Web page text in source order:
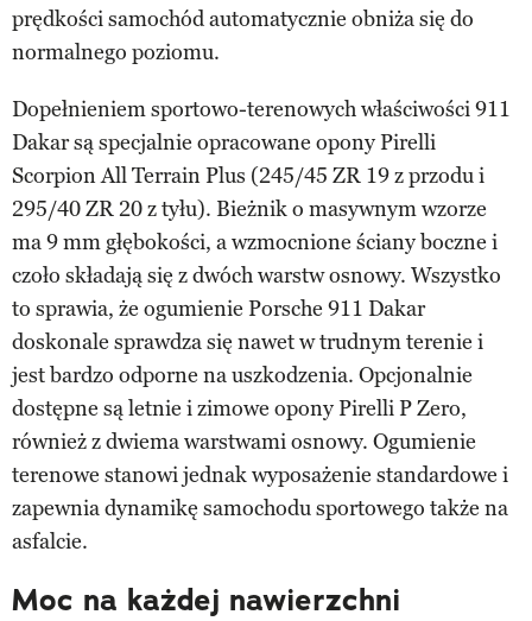
prędkości samochód automatycznie obniża się do
normalnego poziomu.
Dopełnieniem sportowo-terenowych właściwości 911
Dakar są specjalnie opracowane opony Pirelli
Scorpion All Terrain Plus (245/45 ZR 19 z przodu i
295/40 ZR 20 z tyłu). Bieżnik o masywnym wzorze
ma 9 mm głębokości, a wzmocnione ściany boczne i
czoło składają się z dwóch warstw osnowy. Wszystko
to sprawia, że ogumienie Porsche 911 Dakar
doskonale sprawdza się nawet w trudnym terenie i
jest bardzo odporne na uszkodzenia. Opcjonalnie
dostępne są letnie i zimowe opony Pirelli P Zero,
również z dwiema warstwami osnowy. Ogumienie
terenowe stanowi jednak wyposażenie standardowe i
zapewnia dynamikę samochodu sportowego także na
asfalcie.
Moc na każdej nawierzchni